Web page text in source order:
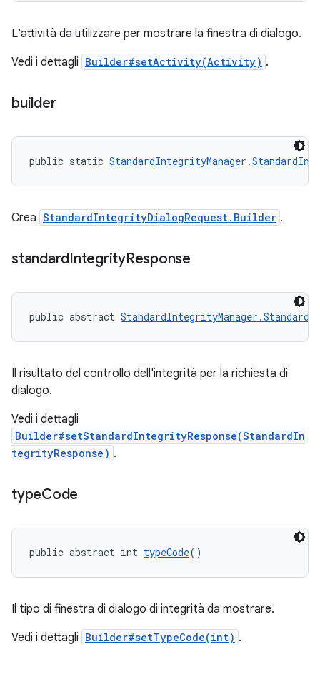
L'attività da utilizzare per mostrare la finestra di dialogo.
Vedi i dettagli Builder#setActivity(Activity) .
builder
public static
Crea StandardIntegrityDialogRequest.Builder .
standardIntegrityResponse
public abstract
Il risultato del controllo dell'integrità per la richiesta di
dialogo.
Vedi i dettagli
Builder#setStandardIntegrityResponse(StandardIn
tegrityResponse) .
typeCode
public abstract int typeCode()
Il tipo di finestra di dialogo di integrità da mostrare.
Vedi i dettagli Builder#setTypeCode(int) .